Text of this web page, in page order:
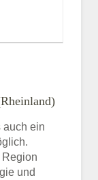
auch ein
und